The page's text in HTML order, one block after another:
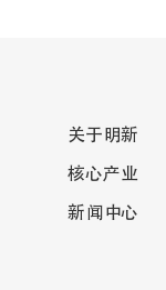
关于明新
核心产业
新闻中心